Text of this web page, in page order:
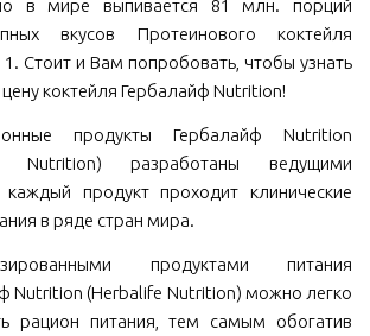
в мире выпивается 81 млн. порций
вкусов Протеинового коктейля
Стоит и Вам попробовать, чтобы узнать
коктейля Гербалайф Nutrition!
продукты Гербалайф Nutrition
Nutrition) разработаны ведущими
продукт проходит клинические
в ряде стран мира.
продуктами питания
Nutrition (Herbalife Nutrition) можно легко
рацион питания, тем самым обогатив